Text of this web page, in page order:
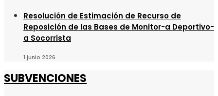
Resolución de Estimación de Recurso de
Reposición de las Bases de Monitor-a Deportivo-
a Socorrista
1 junio 2026
SUBVENCIONES